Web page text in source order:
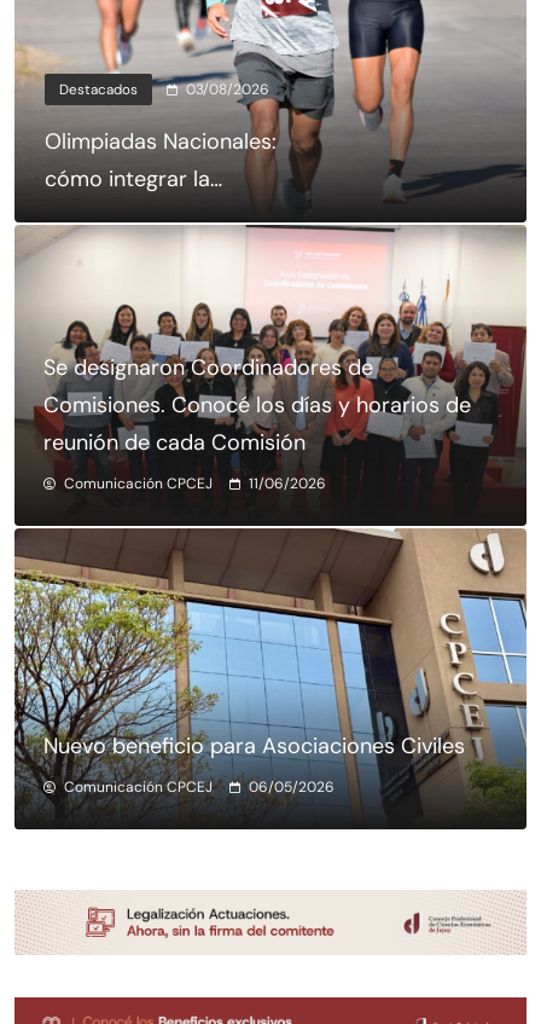
Destacados 03/08/2026
Olimpiadas Nacionales:
cómo integrar la
Delegación CPCEJ y participar en
Salta
Se designaron Coordinadores de
Comisiones. Conocé los días y horarios de
reunión de cada Comisión
Comunicación CPCEJ 11/06/2026
Nuevo beneficio para Asociaciones Civiles
Comunicación CPCEJ 06/05/2026